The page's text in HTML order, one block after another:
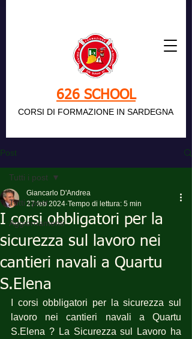
626 SCHOOL
CORSI DI FORMAZIONE IN SARDEGNA
Post
Tutti i post
Aggiornamenti
Tutti i post
I corsi obbligatori per la
sicurezza sul lavoro nei
cantieri navali a Quartu
S.Elena
Giancarlo D'Andrea
27 feb 2024 Tempo di lettura: 5 min
I corsi obbligatori per la sicurezza sul
lavoro nei cantieri navali a Quartu
S.Elena ? La Sicurezza sul Lavoro ha